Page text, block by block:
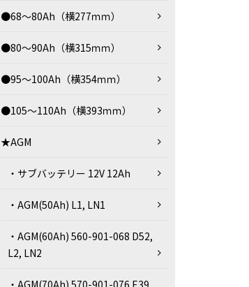
●68～80Ah（横277ｍｍ）
●80～90Ah（横315ｍｍ）
●95～100Ah（横354ｍｍ）
●105～110Ah（横393ｍｍ）
★AGM
・サブバッテリー 12V 12Ah
・AGM(50Ah) L1, LN1
・AGM(60Ah) 560-901-068 D52,
L2, LN2
・AGM(70Ah) 570-901-076 E39,